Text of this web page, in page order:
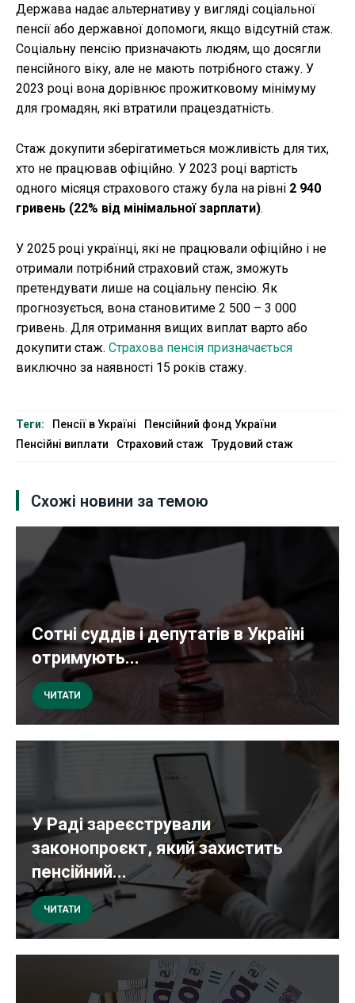
Держава надає альтернативу у вигляді соціальної
пенсії або державної допомоги, якщо відсутній стаж.
Соціальну пенсію призначають людям, що досягли
пенсійного віку, але не мають потрібного стажу. У
2023 році вона дорівнює прожитковому мінімуму
для громадян, які втратили працездатність.
Стаж докупити зберігатиметься можливість для тих,
хто не працював офіційно. У 2023 році вартість
одного місяця страхового стажу була на рівні 2 940
гривень (22% від мінімальної зарплати).
У 2025 році українці, які не працювали офіційно і не
отримали потрібний страховий стаж, зможуть
претендувати лише на соціальну пенсію. Як
прогнозується, вона становитиме 2 500 – 3 000
гривень. Для отримання вищих виплат варто або
докупити стаж. Страхова пенсія призначається
виключно за наявності 15 років стажу.
Теги: Пенсії в Україні
Пенсійний фонд України
Пенсійні виплати
Страховий стаж Трудовий стаж
Схожі новини за темою
Сотні суддів і депутатів в Україні
отримують...
ЧИТАТИ
У Раді зареєстрували
законопроєкт, який захистить
пенсійний...
ЧИТАТИ